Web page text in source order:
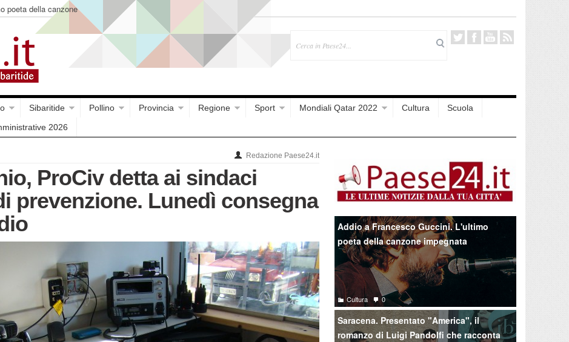
poeta della canzone
Sibaritide Pollino Provincia Regione Sport Mondiali Qatar 2022 Cultura
Scuola
2026
Redazione Paese24.it
ProCiv detta ai sindaci
prevenzione. Lunedì consegna
Addio a Francesco Guccini. L'ultimo
poeta della canzone impegnata
Cultura 0
Saracena. Presentato "America", il
romanzo di Luigi Pandolfi che racconta